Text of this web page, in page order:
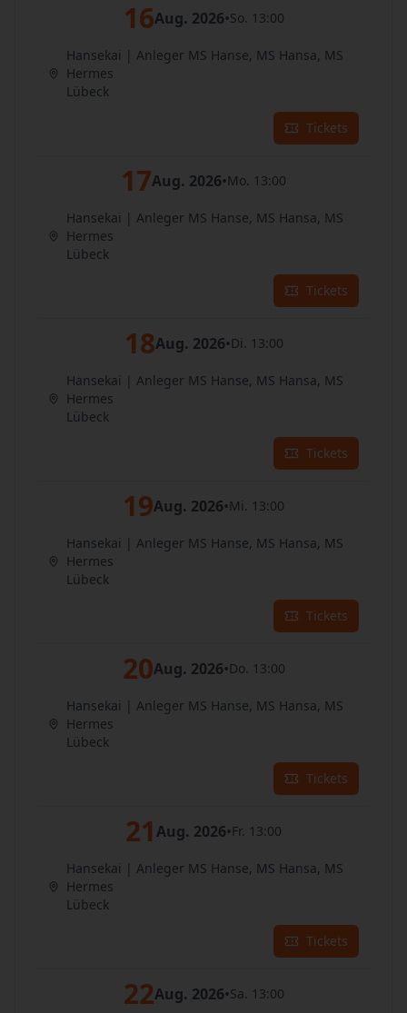
16Aug. 2026•So. 13:00
Hansekai | Anleger MS Hanse, MS Hansa, MS
Hermes
Lübeck
Tickets
17Aug. 2026•Mo. 13:00
Hansekai | Anleger MS Hanse, MS Hansa, MS
Hermes
Lübeck
Tickets
18Aug. 2026•Di. 13:00
Hansekai | Anleger MS Hanse, MS Hansa, MS
Hermes
Lübeck
Tickets
19Aug. 2026•Mi. 13:00
Hansekai | Anleger MS Hanse, MS Hansa, MS
Hermes
Lübeck
Tickets
20Aug. 2026•Do. 13:00
Hansekai | Anleger MS Hanse, MS Hansa, MS
Hermes
Lübeck
Tickets
21 Aug. 2026•Fr. 13:00
Hansekai | Anleger MS Hanse, MS Hansa, MS
Hermes
Lübeck
Tickets
22Aug. 2026•Sa. 13:00